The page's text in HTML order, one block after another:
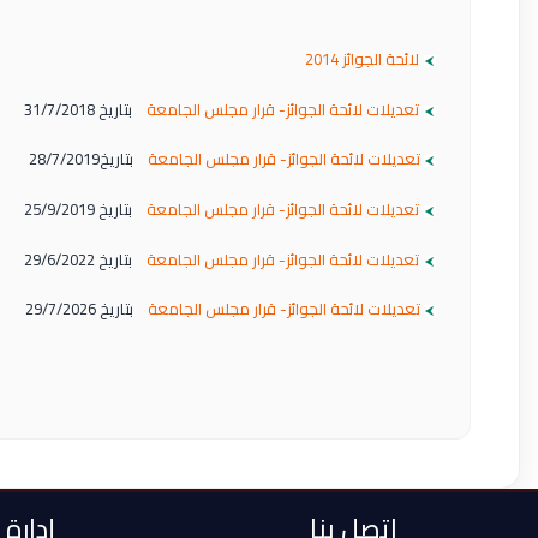
لائحة الجوائز 2014
تعديلات لائحة الجوائز- قرار مجلس الجامعة بتاريخ 31/7/2018
تعديلات لائحة الجوائز- قرار مجلس الجامعة بتاريخ28/7/2019
تعديلات لائحة الجوائز- قرار مجلس الجامعة بتاريخ 25/9/2019
تعديلات لائحة الجوائز- قرار مجلس الجامعة بتاريخ 29/6/2022
تعديلات لائحة الجوائز- قرار مجلس الجامعة بتاريخ 29/7/2026